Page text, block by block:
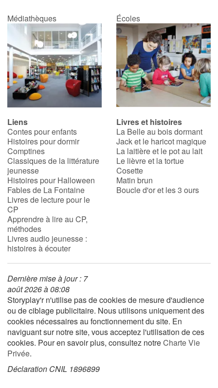
Médiathèques Écoles
Liens
Contes pour enfants
Histoires pour dormir
Comptines
Classiques de la littérature
jeunesse
Histoires pour Halloween
Fables de La Fontaine
Livres de lecture pour le
CP
Apprendre à lire au CP,
méthodes
Livres audio jeunesse :
histoires à écouter
Livres et histoires
La Belle au bois dormant
Jack et le haricot magique
La laitière et le pot au lait
Le lièvre et la tortue
Cosette
Matin brun
Boucle d'or et les 3 ours
Dernière mise à jour : 7
août 2026 à 08:08
Storyplay'r n'utilise pas de cookies de mesure d'audience
ou de ciblage publicitaire. Nous utilisons uniquement des
cookies nécessaires au fonctionnement du site. En
naviguant sur notre site, vous acceptez l'utilisation de ces
cookies. Pour en savoir plus, consultez notreCharte Vie
Privée.
Déclaration CNIL 1896899